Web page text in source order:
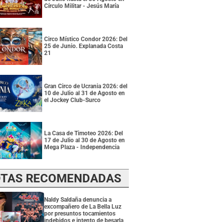
Círculo Militar - Jesús María
Circo Místico Condor 2026: Del
25 de Junio. Explanada Costa
21
Gran Circo de Ucrania 2026: del
10 de Julio al 31 de Agosto en
el Jockey Club-Surco
La Casa de Timoteo 2026: Del
17 de Julio al 30 de Agosto en
Mega Plaza - Independencia
RECOMENDADAS
Naldy Saldaña denuncia a
excompañero de La Bella Luz
por presuntos tocamientos
indebidos e intento de besarla